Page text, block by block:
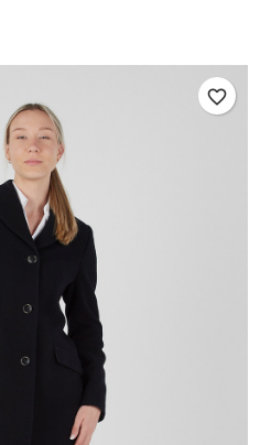
favorite_border